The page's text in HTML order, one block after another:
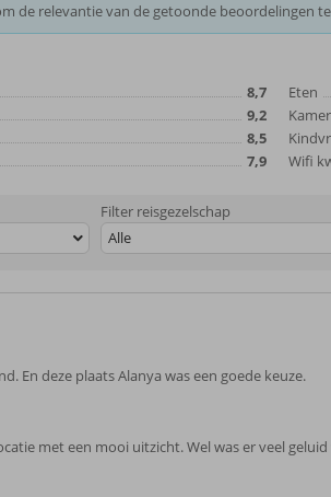
de relevantie van de getoonde beoordelingen
8,7
9,2
8,5
7,9
Eten
Wifi
Filter reisgezelschap
Alle
En deze plaats Alanya was een goede keuze.
met een mooi uitzicht. Wel was er veel geluid